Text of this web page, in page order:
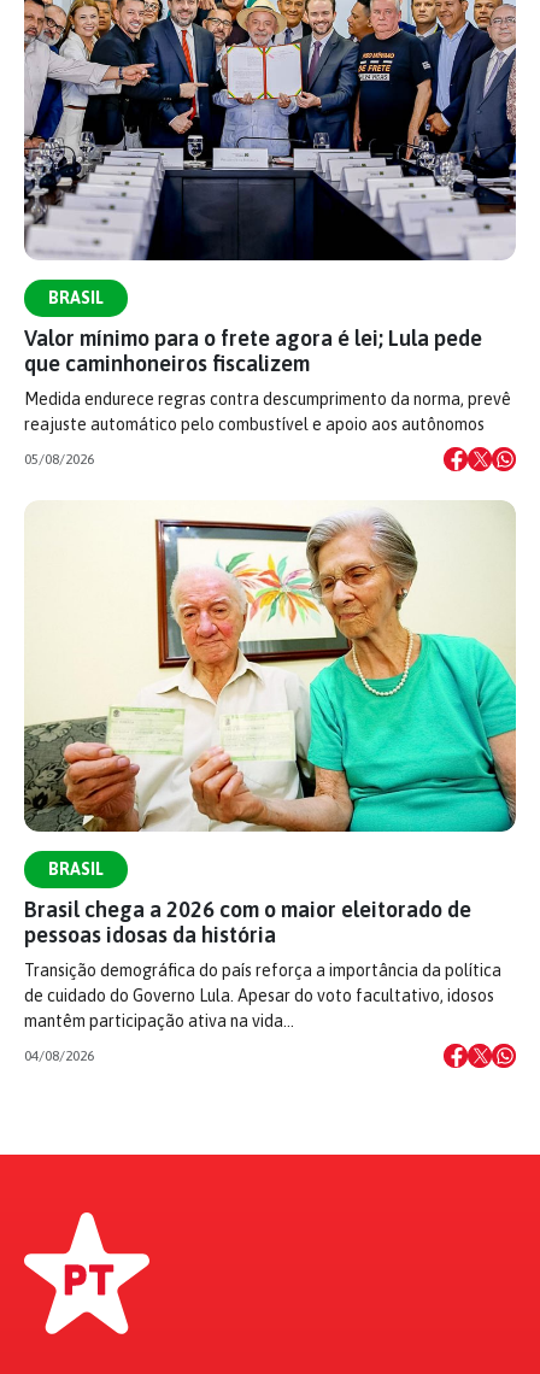
BRASIL
Valor mínimo para o frete agora é lei; Lula pede
que caminhoneiros fiscalizem
Medida endurece regras contra descumprimento da norma, prevê
reajuste automático pelo combustível e apoio aos autônomos
05/08/2026
BRASIL
Brasil chega a 2026 com o maior eleitorado de
pessoas idosas da história
Transição demográfica do país reforça a importância da política
de cuidado do Governo Lula. Apesar do voto facultativo, idosos
mantêm participação ativa na vida…
04/08/2026